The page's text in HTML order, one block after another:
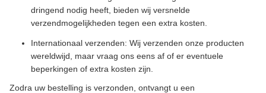
dringend nodig heeft, bieden wij versnelde
verzendmogelijkheden tegen een extra kosten.
Internationaal verzenden: Wij verzenden onze producten
wereldwijd, maar vraag ons eens af of er eventuele
beperkingen of extra kosten zijn.
Zodra uw bestelling is verzonden, ontvangt u een